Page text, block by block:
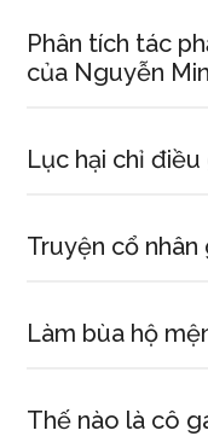
Phân tích tác
của Nguyễn
Lục hại chỉ điều
Truyện cổ nhân
Làm bùa hộ
Thế nào là cô